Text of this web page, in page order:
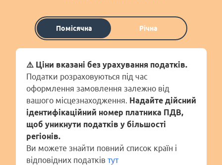
Помісячна Річна
⚠️ Ціни вказані без урахування податків.
Податки розраховуються під час
оформлення замовлення залежно від
вашого місцезнаходження. Надайте дійсний
ідентифікаційний номер платника ПДВ,
щоб уникнути податків у більшості
регіонів.
Ви можете знайти повний список країн і
відповідних податків тут